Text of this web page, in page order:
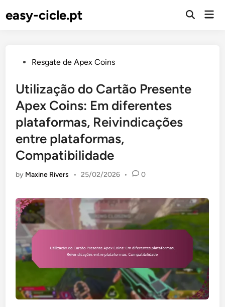
toeasy-cicle.pt
Open
PostedResgate de Apex Coins
Utilização do Cartão Presente
Apex Coins: Em diferentes
plataformas, Reivindicações
entre plataformas,
Compatibilidade
by Maxine Rivers • 25/02/2026 • 0